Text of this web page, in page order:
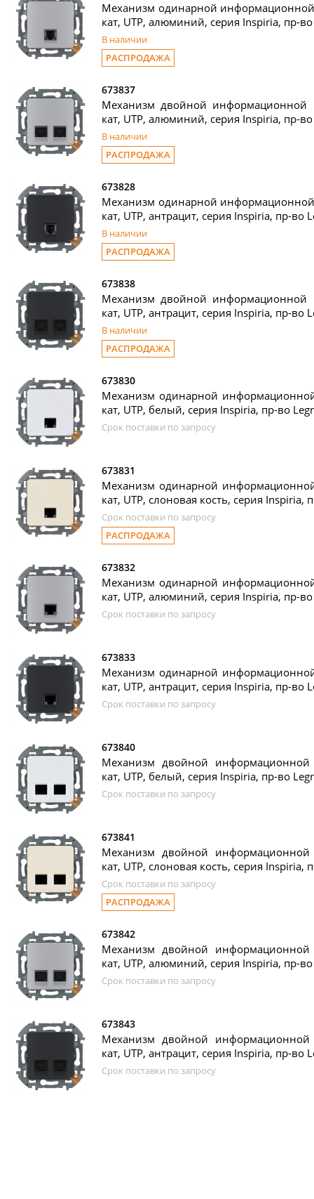
Механизм одинарной информационной
кат, UTP, алюминий, серия Inspiria, пр-
В наличии
РАСПРОДАЖА
673837
Механизм двойной информационной
кат, UTP, алюминий, серия Inspiria, пр-
В наличии
РАСПРОДАЖА
673828
Механизм одинарной информационной
кат, UTP, антрацит, серия Inspiria, пр-во
В наличии
РАСПРОДАЖА
673838
Механизм двойной информационной
кат, UTP, антрацит, серия Inspiria, пр-во
В наличии
РАСПРОДАЖА
673830
Механизм одинарной информационной
кат, UTP, белый, серия Inspiria, пр-во
Срок поставки по запросу
673831
Механизм одинарной информационной
кат, UTP, слоновая кость, серия Inspiria,
Срок поставки по запросу
РАСПРОДАЖА
673832
Механизм одинарной информационной
кат, UTP, алюминий, серия Inspiria, пр-
Срок поставки по запросу
673833
Механизм одинарной информационной
кат, UTP, антрацит, серия Inspiria, пр-во
Срок поставки по запросу
673840
Механизм двойной информационной
кат, UTP, белый, серия Inspiria, пр-во
Срок поставки по запросу
673841
Механизм двойной информационной
кат, UTP, слоновая кость, серия Inspiria,
Срок поставки по запросу
РАСПРОДАЖА
673842
Механизм двойной информационной
кат, UTP, алюминий, серия Inspiria, пр-
Срок поставки по запросу
673843
Механизм двойной информационной
кат, UTP, антрацит, серия Inspiria, пр-во
Срок поставки по запросу